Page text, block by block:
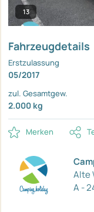
13
Fahrzeugdetails
Erstzulassung
05/2017
zul. Gesamtgew.
2.000 kg
Merken
Alte
A -